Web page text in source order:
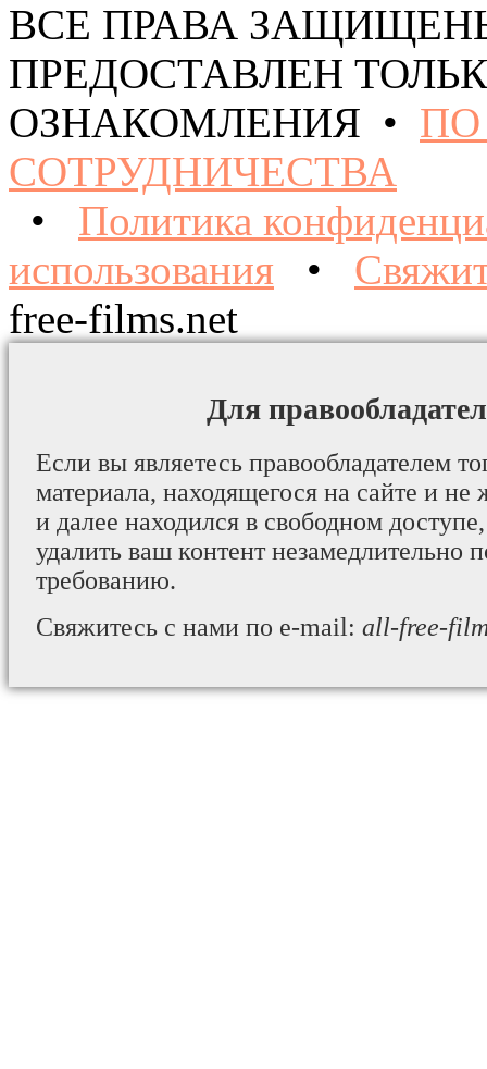
ВСЕ ПРАВА
ПРЕДОСТАВЛЕН
ОЗНАКОМЛЕНИЯ •
СОТРУДНИЧЕСТВА
• Политика
использования •
free-films.net
Для
Если вы являетесь правообладателем
материала, находящегося на сайте и не
и далее находился в свободном
удалить ваш контент незамедлительно
требованию.
Свяжитесь с нами по e-mail: all-free-